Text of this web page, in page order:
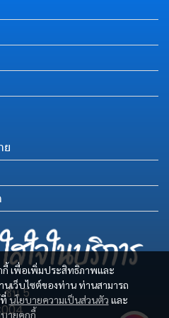
กี้ เพื่อเพิ่มประสิทธิภาพและ
เว็บไซต์ของท่าน ท่านสามารถ
ที่นโยบายความเป็นส่วนตัว และ
ายคุกกี้
ย
ชั้น 5